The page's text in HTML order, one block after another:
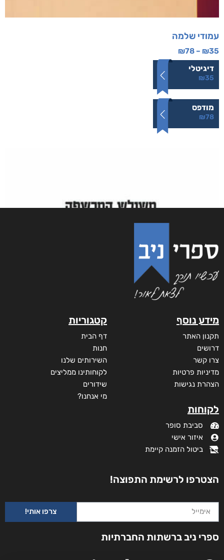
עמודי שלמה
₪35
–
₪78
דיגיטלי
₪35
מודפס
₪78
משולש המכשפה
דורג
5.00
₪40
–
₪73
מידע נוסף
תקנון האתר
דרושים
צרו קשר
מדיניות פרטיות
הצהרת נגישות
לקוחות
סביבת סופר
איזור אישי
ביטול הזמנה קיימת
קטגוריות
דף הבית
חנות
השירותים שלנו
לקוחותינו ממליצים
שידורים
מי אנחנו?
הצטרפו לרשימת התפוצה!
צרפו אותי!
ספרי ניב ברשתות החברתיות